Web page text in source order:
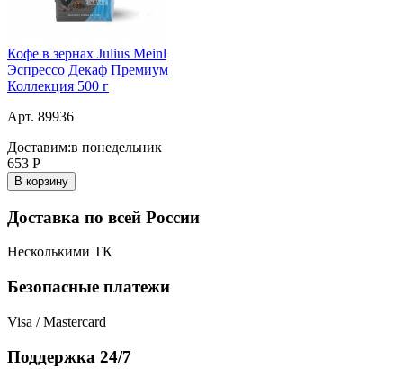
Кофе в зернах Julius Meinl
Эспрессо Декаф Премиум
Коллекция 500 г
Арт. 89936
Доставим:в понедельник
653 Р
В корзину
Доставка по всей России
Несколькими ТК
Безопасные платежи
Visa / Mastercard
Поддержка 24/7